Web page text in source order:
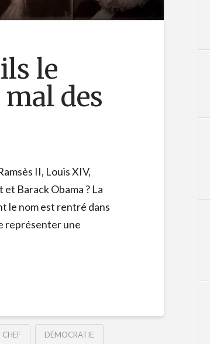
le
des
II, Louis XIV,
Barack Obama ? La
le nom est rentré dans
représenter une
CHEF DÉMOCRATIE